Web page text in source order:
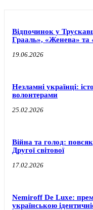
Відпочинок у
Грааль», «Женева» та
19.06.2026
Незламні українці:
волонтерами
25.02.2026
Війна та голод:
Другої світової
17.02.2026
Nemiroff De Luxe:
українською